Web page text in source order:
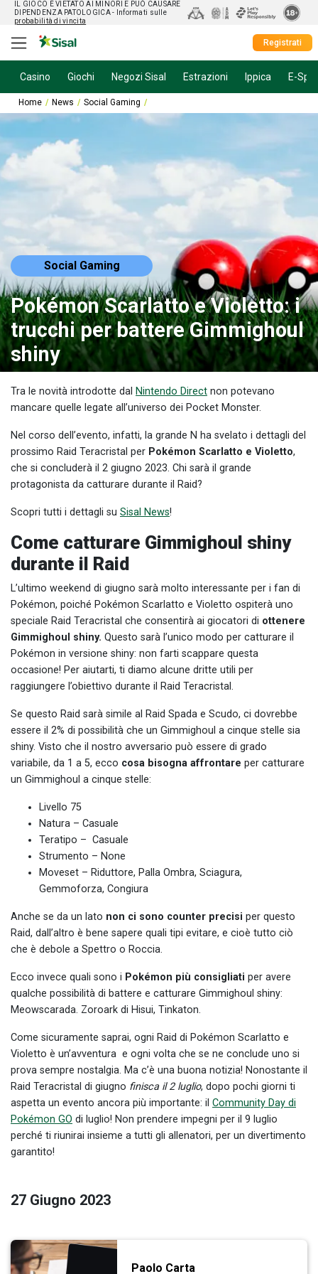
IL GIOCO È VIETATO AI MINORI E PUÒ CAUSARE
DIPENDENZA PATOLOGICA - Informati sulle
probabilità di vincita
Registrati
Casino Giochi Negozi Sisal Estrazioni Ippica E-
Home News Social Gaming
Social Gaming
Pokémon Scarlatto e Violetto: i
trucchi per battere Gimmighoul
shiny
Tra le novità introdotte dal Nintendo Direct non potevano
mancare quelle legate all’universo dei Pocket Monster.
Nel corso dell’evento, infatti, la grande N ha svelato i dettagli del
prossimo Raid Teracristal per Pokémon Scarlatto e Violetto,
che si concluderà il 2 giugno 2023. Chi sarà il grande
protagonista da catturare durante il Raid?
Scopri tutti i dettagli su Sisal News!
Come catturare Gimmighoul shiny
durante il Raid
L’ultimo weekend di giugno sarà molto interessante per i fan di
Pokémon, poiché Pokémon Scarlatto e Violetto ospiterà uno
speciale Raid Teracristal che consentirà ai giocatori di ottenere
Gimmighoul shiny. Questo sarà l’unico modo per catturare il
Pokémon in versione shiny: non farti scappare questa
occasione! Per aiutarti, ti diamo alcune dritte utili per
raggiungere l’obiettivo durante il Raid Teracristal.
Se questo Raid sarà simile al Raid Spada e Scudo, ci dovrebbe
essere il 2% di possibilità che un Gimmighoul a cinque stelle sia
shiny. Visto che il nostro avversario può essere di grado
variabile, da 1 a 5, ecco cosa bisogna affrontare per catturare
un Gimmighoul a cinque stelle:
Livello 75
Natura – Casuale
Teratipo – Casuale
Strumento – None
Moveset – Riduttore, Palla Ombra, Sciagura,
Gemmoforza, Congiura
Anche se da un lato non ci sono counter precisi per questo
Raid, dall’altro è bene sapere quali tipi evitare, e cioè tutto ciò
che è debole a Spettro o Roccia.
Ecco invece quali sono i Pokémon più consigliati per avere
qualche possibilità di battere e catturare Gimmighoul shiny:
Meowscarada. Zoroark di Hisui, Tinkaton.
Come sicuramente saprai, ogni Raid di Pokémon Scarlatto e
Violetto è un’avventura e ogni volta che se ne conclude uno si
prova sempre nostalgia. Ma c’è una buona notizia! Nonostante il
Raid Teracristal di giugno finisca il 2 luglio, dopo pochi giorni ti
aspetta un evento ancora più importante: il Community Day di
Pokémon GO di luglio! Non prendere impegni per il 9 luglio
perché ti riunirai insieme a tutti gli allenatori, per un divertimento
garantito!
27 Giugno 2023
Paolo Carta